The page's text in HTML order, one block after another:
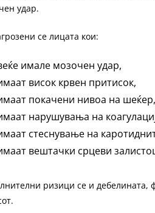
удар.
се лицата кои:
имале мозочен удар,
висок крвен притисок,
покачени нивоа на
нарушувања на
стеснување на
вештачки срцеви
ризици се и дебелината,